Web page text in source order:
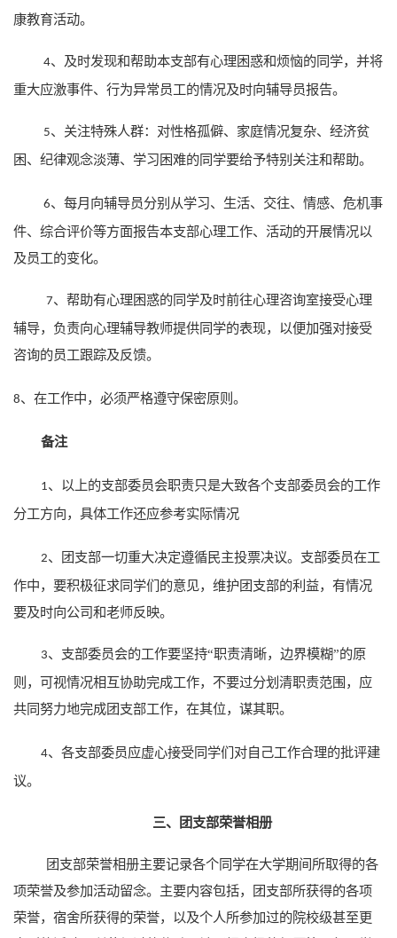
康教育活动。
4、及时发现和帮助本支部有心理困惑和烦恼的同学，并将
重大应激事件、行为异常员工的情况及时向辅导员报告。
5、关注特殊人群：对性格孤僻、家庭情况复杂、经济贫
困、纪律观念淡薄、学习困难的同学要给予特别关注和帮助。
6、每月向辅导员分别从学习、生活、交往、情感、危机事
件、综合评价等方面报告本支部心理工作、活动的开展情况以
及员工的变化。
7、帮助有心理困惑的同学及时前往心理咨询室接受心理
辅导，负责向心理辅导教师提供同学的表现，以便加强对接受
咨询的员工跟踪及反馈。
8、 在工作中，必须严格遵守保密原则。
备注
1、以上的支部委员会职责只是大致各个支部委员会的工作
分工方向，具体工作还应参考实际情况
2、团支部一切重大决定遵循民主投票决议。支部委员在工
作中，要积极征求同学们的意见，维护团支部的利益，有情况
要及时向公司和老师反映。
3、支部委员会的工作要坚持“职责清晰，边界模糊”的原
则，可视情况相互协助完成工作，不要过分划清职责范围，应
共同努力地完成团支部工作，在其位，谋其职。
4、各支部委员应虚心接受同学们对自己工作合理的批评建
议。
三、团支部荣誉相册
团支部荣誉相册主要记录各个同学在大学期间所取得的各
项荣誉及参加活动留念。主要内容包括，团支部所获得的各项
荣誉，宿舍所获得的荣誉，以及个人所参加过的院校级甚至更